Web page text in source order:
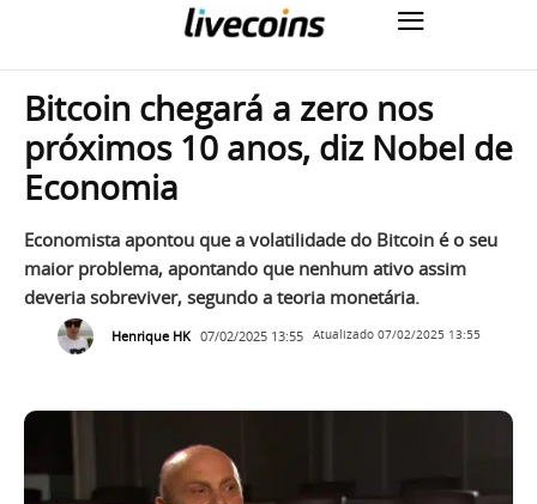
Bitcoin chegará a zero nos
próximos 10 anos, diz Nobel de
Economia
Economista apontou que a volatilidade do Bitcoin é o seu
maior problema, apontando que nenhum ativo assim
deveria sobreviver, segundo a teoria monetária.
Henrique HK 07/02/2025 13:55 Atualizado 07/02/2025 13:55